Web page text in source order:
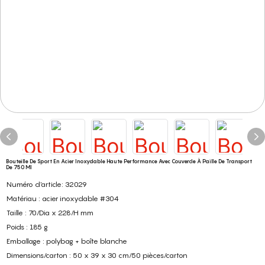
Bouteille De Sport En Acier Inoxydable Haute Performance Avec Couvercle À Paille De Transport
De 750 Ml
Numéro d'article: 32029
Matériau : acier inoxydable #304
Taille : 70/Dia x 228/H mm
Poids : 185 g
Emballage : polybag + boîte blanche
Dimensions/carton : 50 x 39 x 30 cm/50 pièces/carton